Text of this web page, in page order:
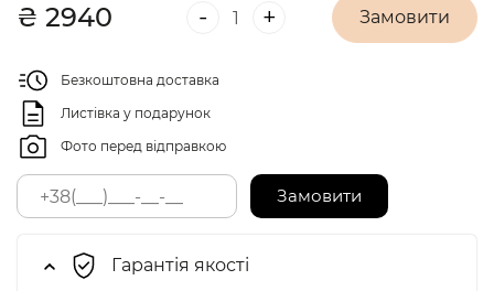
₴ 2940 - + Замовити
Безкоштовна доставка
Листівка у подарунок
Фото перед відправкою
Замовити
Гарантія якості